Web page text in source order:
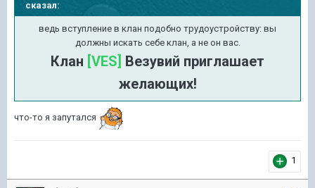
сказал:
ведь вступление в клан подобно трудоустройству: вы
должны искать себе клан, а не он вас.
Клан [VES] Везувий приглашает
желающих!
что-то я запутался
1